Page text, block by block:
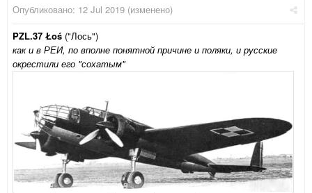
Опубликовано: 12 Jul 2019 (изменено)
PZL.37 Łoś ("Лось")
как и в РЕИ, по вполне понятной причине и поляки, и русские
окрестили его "сохатым"